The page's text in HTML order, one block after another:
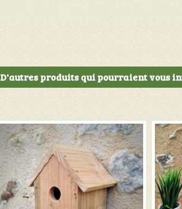
D'autres produits qui pourraient vous